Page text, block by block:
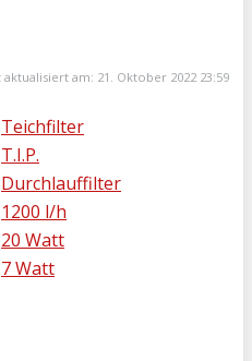
am: 21. Oktober 2022 23:59
Teichfilter
T.I.P.
Durchlauffilter
1200 l/h
20 Watt
7 Watt